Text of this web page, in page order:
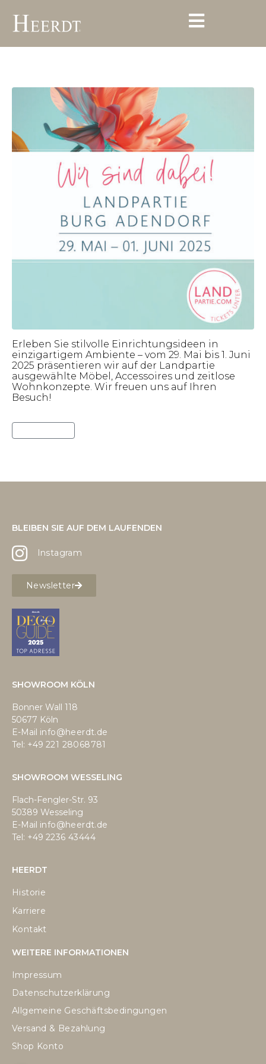
Erleben Sie stilvolle Einrichtungsideen in
einzigartigem Ambiente – vom 29. Mai bis 1. Juni
2025 präsentieren wir auf der Landpartie
ausgewählte Möbel, Accessoires und zeitlose
Wohnkonzepte. Wir freuen uns auf Ihren
Besuch!
BLEIBEN SIE AUF DEM LAUFENDEN
Instagram
Newsletter
SHOWROOM KÖLN
Bonner Wall 118
50677 Köln
E-Mail info@heerdt.de
Tel: +49 221 28068781
SHOWROOM WESSELING
Flach-Fengler-Str. 93
50389 Wesseling
E-Mail info@heerdt.de
Tel: +49 2236 43444
HEERDT
Historie
Karriere
Kontakt
WEITERE INFORMATIONEN
Impressum
Datenschutzerklärung
Allgemeine Geschäftsbedingungen
Versand & Bezahlung
Shop Konto